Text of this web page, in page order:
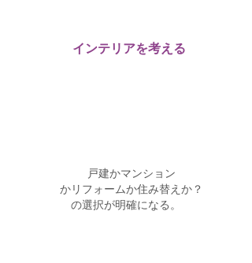
​インテリアを考える
​戸建かマンション
かリフォームか​住み替えか？
の選択が明確になる。